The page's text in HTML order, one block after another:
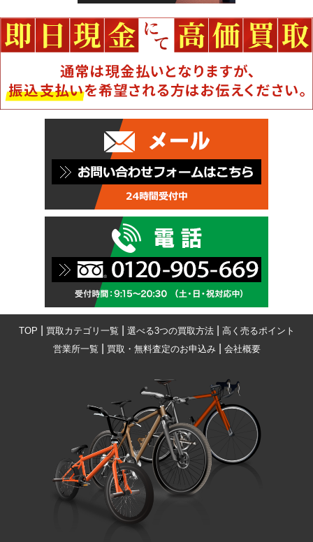
TOP 買取カテゴリ一覧 選べる3つの買取方法| 高く売るポイント
営業所一覧
買取・無料査定のお申込み| 会社概要